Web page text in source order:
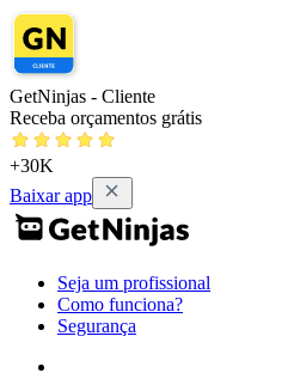
GetNinjas - Cliente
Receba orçamentos grátis
+30K
Baixar app
Seja um profissional
Como funciona?
Segurança